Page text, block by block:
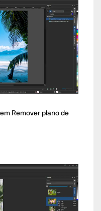
Remover plano de